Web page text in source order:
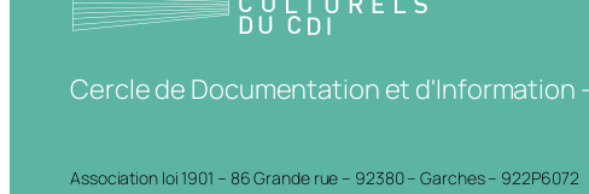
Cercle de Documentation et d'Information
Association loi 1901 – 86 Grande rue – 92380 – Garches – 922P6072